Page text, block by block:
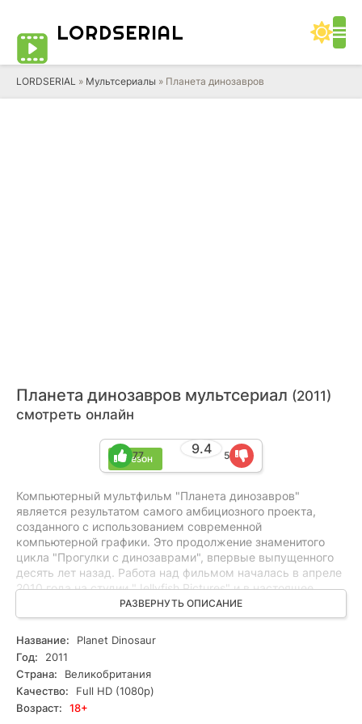
LORDSERIAL
LORDSERIAL » Мультсериалы » Планета динозавров
Планета динозавров мультсериал (2011)
смотреть онлайн
1 сезон
9.4
77 5
Компьютерный мультфильм "Планета динозавров"
является результатом самого амбициозного проекта,
созданного с использованием современной
компьютерной графики. Это продолжение знаменитого
цикла "Прогулки с динозаврами", впервые выпущенного
десять лет назад. Работа над фильмом началась в апреле
2010 года на студии "Jellyfish Pictures" и в настоящее
время подходит к завершению на студии BBC1. В общей
сложности в проекте представлены 50 динозавров,
созданных при помощи компьютерной графики, в 2500
разработаны командой талантливых художников-
аниматоров, моделистов и мастеров текстур,
работающих на студии "Jellyfish Pictures". Они создали
каждый персонаж с изяществом и вниманием к деталям,
РАЗВЕРНУТЬ ОПИСАНИЕ
Название:
Planet Dinosaur
Год:
2011
Страна:
Великобритания
Качество:
Full HD (1080p)
Возраст:
18+